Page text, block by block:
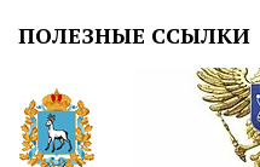
ПОЛЕЗНЫЕ ССЫЛКИ